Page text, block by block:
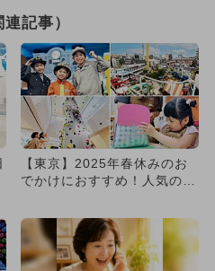
記事）
【東京】2025年春休みのお
でかけにおすすめ！人気のス